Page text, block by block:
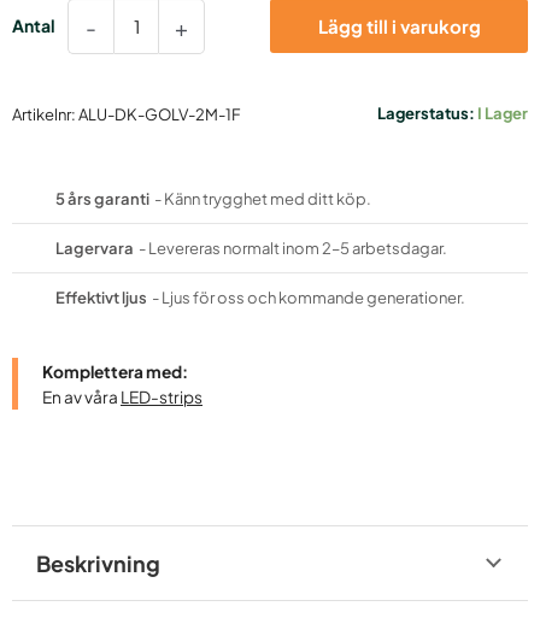
-
golv,
2m
+ Lägg till i varukorg
Lagerstatus: I Lager
Artikelnr:ALU-DK-GOLV-2M-1F
5 års garanti - Känn trygghet med ditt köp.
Lagervara - Levereras normalt inom 2–5 arbetsdagar.
Effektivt ljus - Ljus för oss och kommande generationer.
Komplettera med:
En av våra LED-strips
Beskrivning